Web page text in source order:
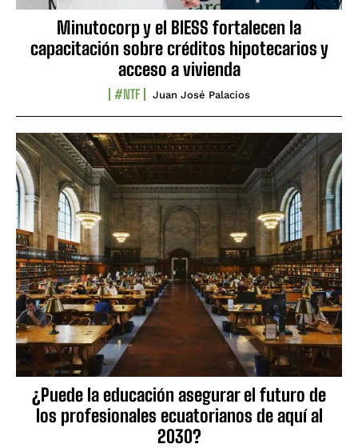
Minutocorp y el BIESS fortalecen la
capacitación sobre créditos hipotecarios y
acceso a vivienda
#NTF Juan José Palacios
¿Puede la educación asegurar el futuro de
los profesionales ecuatorianos de aquí al
2030?